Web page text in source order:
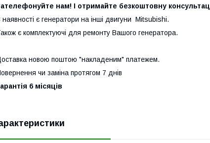
нам! І отримайте безкоштовну
наявності є генератори на інші двигуни Mitsubishi.
є комплектуючі для ремонту Вашого генератора.
новою поштою "накладеним" платежем.
чи заміна протягом 7 днів
6 місяців